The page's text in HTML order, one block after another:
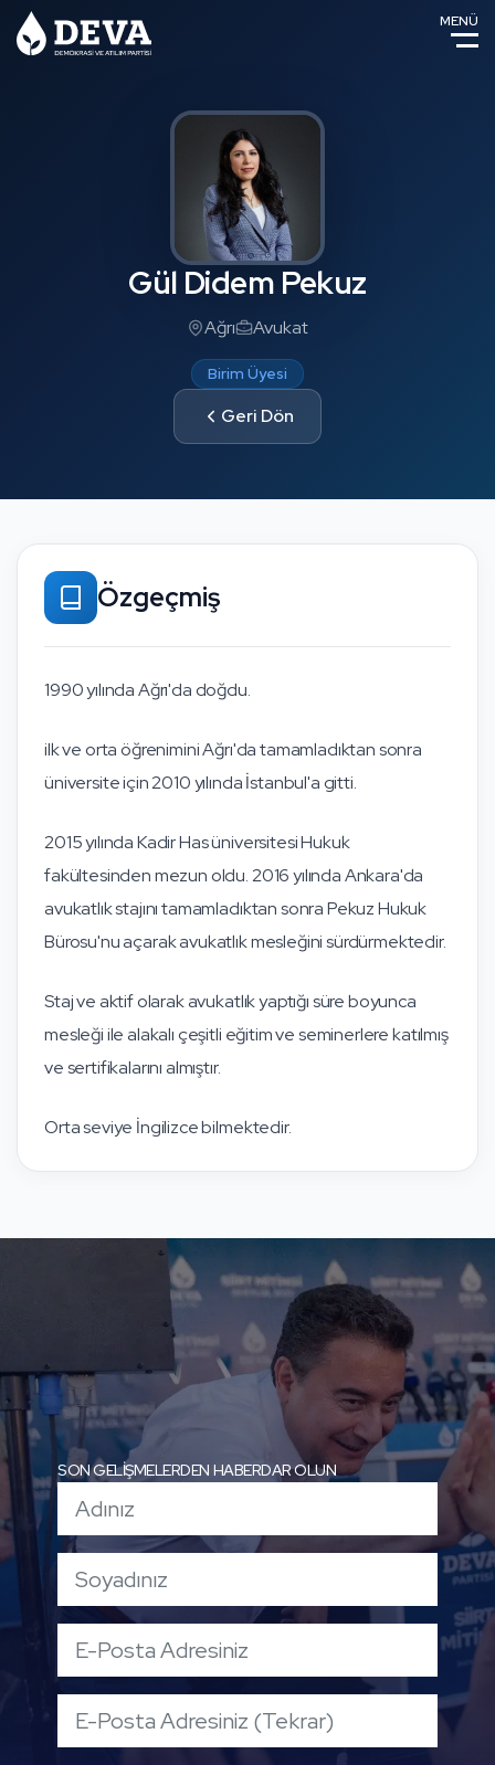
MENÜ
Gül Didem Pekuz
Ağrı Avukat
Birim Üyesi
Geri Dön
Özgeçmiş
1990 yılında Ağrı'da doğdu.
ilk ve orta öğrenimini Ağrı'da tamamladıktan sonra
üniversite için 2010 yılında İstanbul'a gitti.
2015 yılında Kadir Has üniversitesi Hukuk
fakültesinden mezun oldu. 2016 yılında Ankara'da
avukatlık stajını tamamladıktan sonra Pekuz Hukuk
Bürosu'nu açarak avukatlık mesleğini sürdürmektedir.
Staj ve aktif olarak avukatlık yaptığı süre boyunca
mesleği ile alakalı çeşitli eğitim ve seminerlere katılmış
ve sertifikalarını almıştır.
Orta seviye İngilizce bilmektedir.
SON GELİŞMELERDEN HABERDAR OLUN